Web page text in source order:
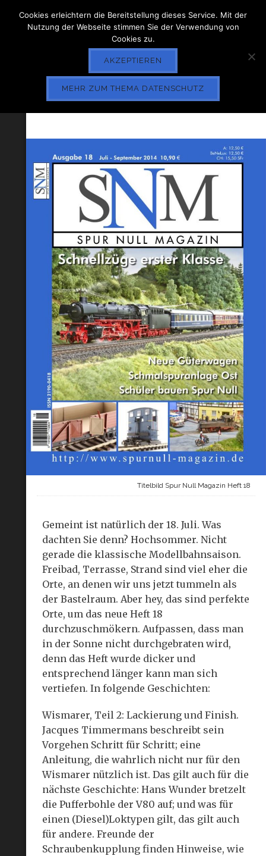
AB 18. SNM HEFT 18.
Titelbild Spur Null Magazin Heft 18
Gemeint ist natürlich der 18. Juli. Was
dachten Sie denn? Hochsommer. Nicht
gerade die klassische Modellbahnsaison.
Freibad, Terrasse, Strand sind viel eher die
Orte, an denen wir uns jetzt tummeln als
der Bastelraum. Aber hey, das sind perfekte
Orte, um das neue Heft 18
durchzuschmökern. Aufpassen, dass man
in der Sonne nicht durchgebraten wird,
denn das Heft wurde dicker und
entsprechend länger kann man sich
vertiefen. In folgende Geschichten:
Wismarer, Teil 2: Lackierung und Finish.
Jacques Timmermans beschreibt sein
Vorgehen Schritt für Schritt; eine
Anleitung, die wahrlich nicht nur für den
Wismarer nützlich ist. Das gilt auch für die
nächste Geschichte: Hans Wunder bretzelt
die Pufferbohle der V80 auf; und was für
einen (Diesel)Loktypen gilt, das gilt auch
für andere. Freunde der
Schraubenkupplung finden Hinweise, wie
Cookies erleichtern die Bereitstellung dieses Service. Mit der
Nutzung der Webseite stimmen Sie der Verwendung von
Cookies zu.
AKZEPTIEREN
MEHR ZUM THEMA DATENSCHUTZ